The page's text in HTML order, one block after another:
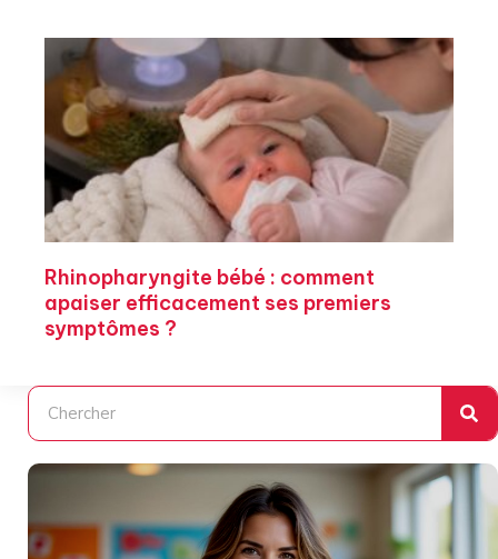
Rhinopharyngite bébé : comment
apaiser efficacement ses premiers
symptômes ?
Rechercher